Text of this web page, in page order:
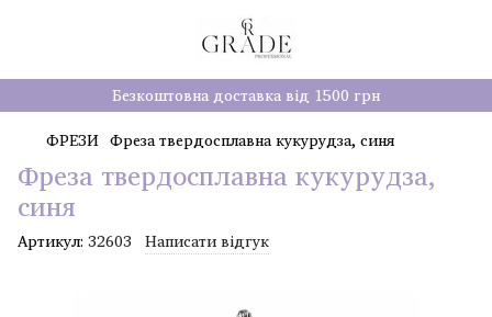
Безкоштовна доставка від 1500 грн
ФРЕЗИ Фреза твердосплавна кукурудза, синя
Фреза твердосплавна кукурудза,
синя
Артикул: 32603 Написати відгук